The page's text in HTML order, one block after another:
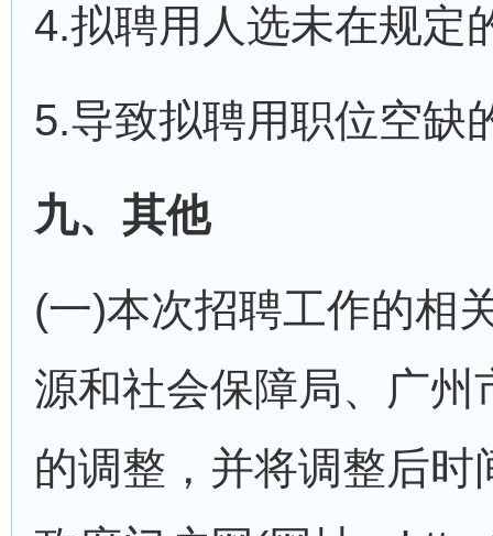
4.拟聘用人选未在规定
5.导致拟聘用职位空缺
九、其他
(一)本次招聘工作的相
源和社会保障局、广
的调整，并将调整后